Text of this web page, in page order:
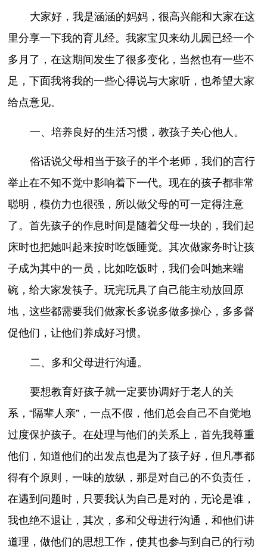
大家好，我是涵涵的妈妈，很高兴能和大家在这
里分享一下我的育儿经。我家宝贝来幼儿园已经一个
多月了，在这期间发生了很多变化，当然也有一些不
足，下面我将我的一些心得说与大家听，也希望大家
给点意见。
一、培养良好的生活习惯，教孩子关心他人。
俗话说父母相当于孩子的半个老师，我们的言行
举止在不知不觉中影响着下一代。现在的孩子都非常
聪明，模仿力也很强，所以做父母的可一定得注意
了。首先孩子的作息时间是随着父母一块的，我们起
床时也把她叫起来按时吃饭睡觉。其次做家务时让孩
子成为其中的一员，比如吃饭时，我们会叫她来端
碗，给大家发筷子。玩完玩具了自己能主动放回原
地，这些都需要我们做家长多说多做多操心，多多督
促他们，让他们养成好习惯。
二、多和父母进行沟通。
要想教育好孩子就一定要协调好于老人的关
系，“隔辈人亲”，一点不假，他们总会自己不自觉地
过度保护孩子。在处理与他们的关系上，首先我尊重
他们，知道他们的出发点也是为了孩子好，但凡事都
得有个原则，一味的放纵，那是对自己的不负责任，
在遇到问题时，只要我认为自己是对的，无论是谁，
我也绝不退让，其次，多和父母进行沟通，和他们讲
道理，做他们的思想工作，使其也参与到自己的行动